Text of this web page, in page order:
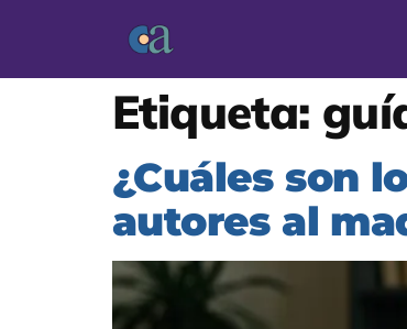
Etiqueta:
¿Cuáles son
autores al